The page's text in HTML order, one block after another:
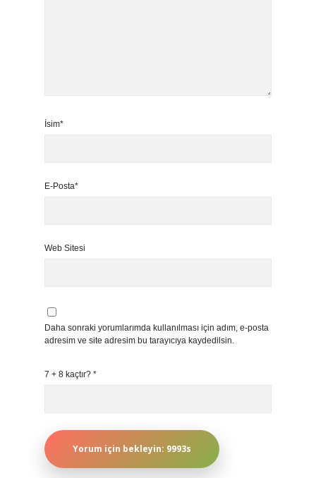
İsim*
E-Posta*
Web Sitesi
Daha sonraki yorumlarımda kullanılması için adım, e-posta
adresim ve site adresim bu tarayıcıya kaydedilsin.
7 + 8 kaçtır? *